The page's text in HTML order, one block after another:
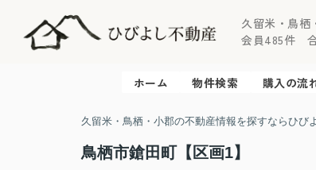
久留米・鳥栖
会員485件
ホーム 物件検索 購入の流
久留米・鳥栖・小郡の不動産情報を探すならひび
鳥栖市鎗田町【区画1】